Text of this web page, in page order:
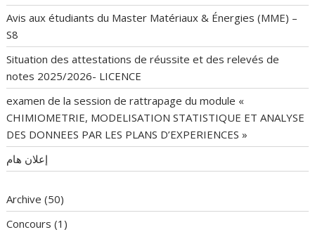
Avis aux étudiants du Master Matériaux & Énergies (MME) –
S8
Situation des attestations de réussite et des relevés de
notes 2025/2026- LICENCE
examen de la session de rattrapage du module «
CHIMIOMETRIE, MODELISATION STATISTIQUE ET ANALYSE
DES DONNEES PAR LES PLANS D’EXPERIENCES »
إعلان هام
Archive (50)
Concours (1)